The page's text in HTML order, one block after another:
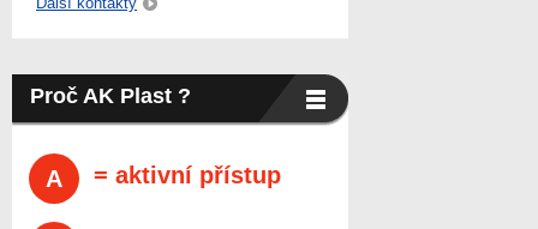
Proč AK Plast ?
A = aktivní přístup